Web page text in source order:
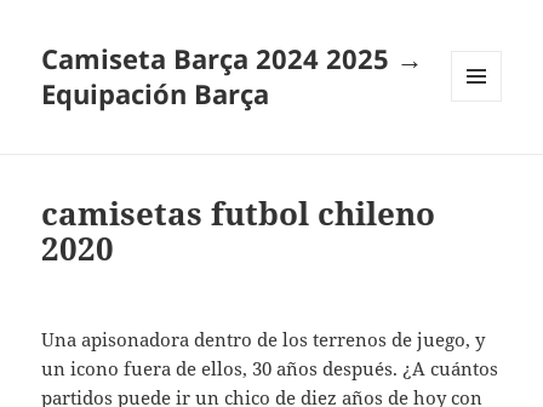
Camiseta Barça 2024 2025 →
Equipación Barça
camisetas futbol chileno
2020
Una apisonadora dentro de los terrenos de juego, y
un icono fuera de ellos, 30 años después. ¿A cuántos
partidos puede ir un chico de diez años de hoy con